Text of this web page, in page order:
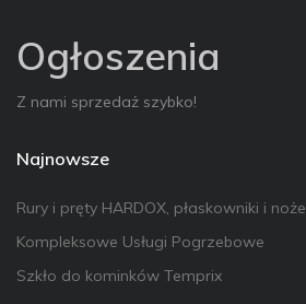
Ogłoszenia
Z nami sprzedaż szybko!
Najnowsze
Rury i pręty HARDOX, płaskowniki i noże
Kompleksowe Usługi Pogrzebowe
Szkło do kominków Temprix